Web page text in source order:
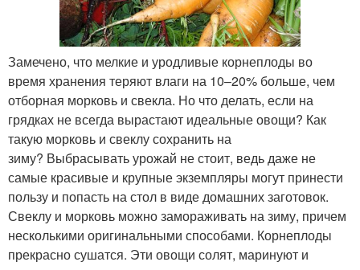
Замечено, что мелкие и уродливые корнеплоды во
время хранения теряют влаги на 10–20% больше, чем
отборная морковь и свекла. Но что делать, если на
грядках не всегда вырастают идеальные овощи? Как
такую морковь и свеклу сохранить на
зиму? Выбрасывать урожай не стоит, ведь даже не
самые красивые и крупные экземпляры могут принести
пользу и попасть на стол в виде домашних заготовок.
Свеклу и морковь можно замораживать на зиму, причем
несколькими оригинальными способами. Корнеплоды
прекрасно сушатся. Эти овощи солят, маринуют и